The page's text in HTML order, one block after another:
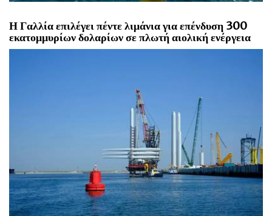
Η Γαλλία επιλέγει πέντε λιμάνια για επένδυση 300
εκατομμυρίων δολαρίων σε πλωτή αιολική ενέργεια